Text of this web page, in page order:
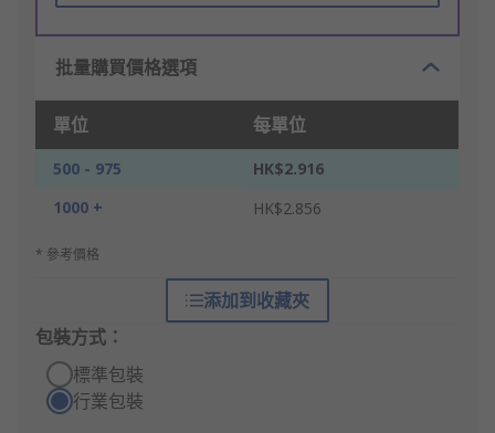
批量購買價格選項
單位 每單位
500 - 975
HK$2.916
1000 +
HK$2.856
* 參考價格
添加到收藏夾
包裝方式：
標準包裝
行業包裝